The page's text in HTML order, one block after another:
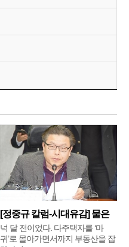
[정중규 칼럼-시대유감] 물은
배
넉 달 전이었다. 다주택자를 ‘마
귀’로 몰아가면서까지 부동산을 잡